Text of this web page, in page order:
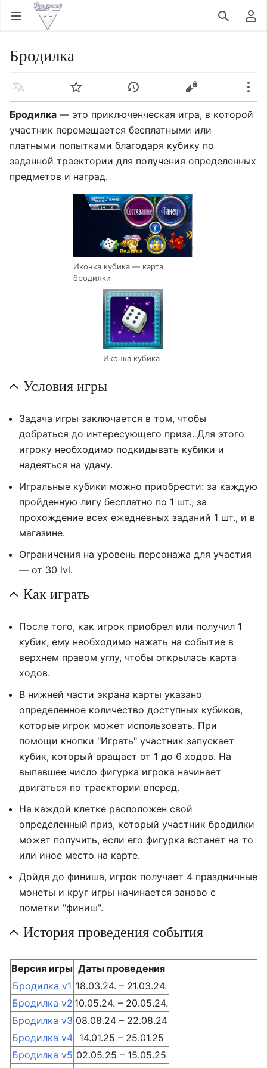
Открыть главное меню Найти Пользовательское меню
Бродилка
Язык Следить История Править
Ещё
Бродилка — это приключенческая игра, в которой
участник перемещается бесплатными или
платными попытками благодаря кубику по
заданной траектории для получения определенных
предметов и наград.
Иконка кубика — карта
бродилки
Иконка кубика
Условия игры
Задача игры заключается в том, чтобы
добраться до интересующего приза. Для этого
игроку необходимо подкидывать кубики и
надеяться на удачу.
Игральные кубики можно приобрести: за каждую
пройденную лигу бесплатно по 1 шт., за
прохождение всех ежедневных заданий 1 шт., и в
магазине.
Ограничения на уровень персонажа для участия
— от 30 lvl.
Как играть
После того, как игрок приобрел или получил 1
кубик, ему необходимо нажать на событие в
верхнем правом углу, чтобы открылась карта
ходов.
В нижней части экрана карты указано
определенное количество доступных кубиков,
которые игрок может использовать. При
помощи кнопки "Играть" участник запускает
кубик, который вращает от 1 до 6 ходов. На
выпавшее число фигурка игрока начинает
двигаться по траектории вперед.
На каждой клетке расположен свой
определенный приз, который участник бродилки
может получить, если его фигурка встанет на то
или иное место на карте.
Дойдя до финиша, игрок получает 4 праздничные
монеты и круг игры начинается заново с
пометки "финиш".
История проведения события
Версия игры Даты проведения
Бродилка v1 18.03.24. – 21.03.24.
Бродилка v2 10.05.24. – 20.05.24.
Бродилка v3 08.08.24 – 22.08.24
Бродилка v4
14.01.25 – 25.01.25
Бродилка v5 02.05.25 – 15.05.25